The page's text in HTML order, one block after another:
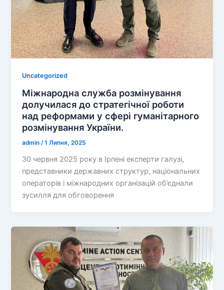
Uncategorized
Міжнародна служба розмінування
долучилася до стратегічної роботи
над реформами у сфері гуманітарного
розмінування України.
admin/1 Липня, 2025
30 червня 2025 року в Ірпені експерти галузі,
представники державних структур, національних
операторів і міжнародних організацій об’єднали
зусилля для обговорення